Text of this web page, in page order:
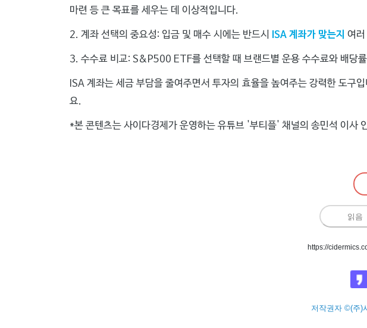
읽음
https://
저작권자 ©(주)